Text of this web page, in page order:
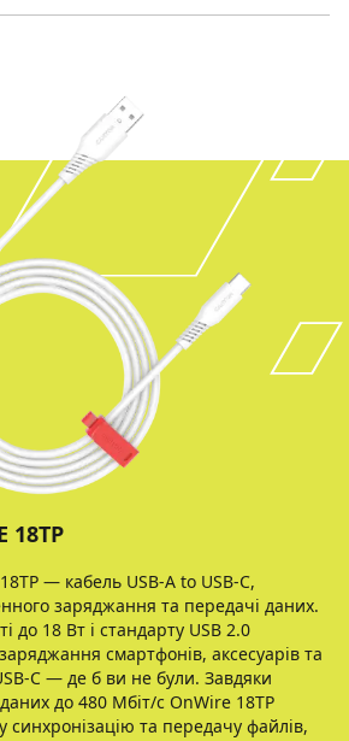
18TP
— кабель USB-A to USB-C,
заряджання та передачі даних.
до 18 Вт і стандарту USB 2.0
смартфонів, аксесуарів та
C — де б ви не були. Завдяки
до 480 Мбіт/с OnWire 18TP
синхронізацію та передачу файлів,